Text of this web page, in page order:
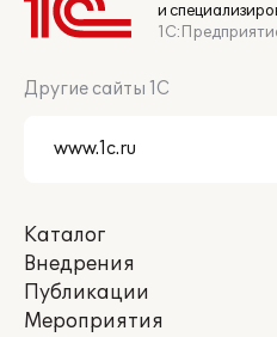
и
Другие сайты 1С
Каталог
Внедрения
Публикации
Мероприятия